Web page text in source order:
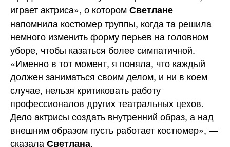
играет актриса», о которомСветлане
напомнила костюмер труппы, когда та решила
немного изменить форму перьев на головном
уборе, чтобы казаться более симпатичной.
«Именно в тот момент, я поняла, что каждый
должен заниматься своим делом, и ни в коем
случае, нельзя критиковать работу
профессионалов других театральных цехов.
Дело актрисы создать внутренний образ, а над
внешним образом пусть работает костюмер», —
сказалаСветлана.